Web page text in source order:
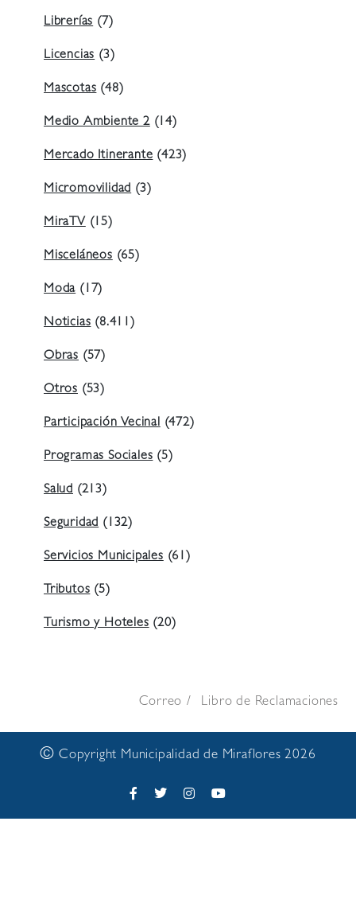
Librerías (7)
Licencias (3)
Mascotas (48)
Medio Ambiente 2(14)
Mercado Itinerante (423)
Micromovilidad (3)
MiraTV (15)
Misceláneos (65)
Moda (17)
Noticias (8.411)
Obras (57)
Otros (53)
Participación Vecinal (472)
Programas Sociales (5)
Salud (213)
Seguridad (132)
Servicios Municipales (61)
Tributos (5)
Turismo y Hoteles (20)
Correo Libro de Reclamaciones
© Copyright Municipalidad de Miraflores 2026